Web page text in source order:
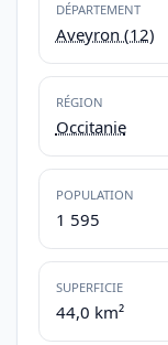
DÉPARTEMENT
Aveyron (12)
RÉGION
Occitanie
POPULATION
1 595
SUPERFICIE
44,0 km²